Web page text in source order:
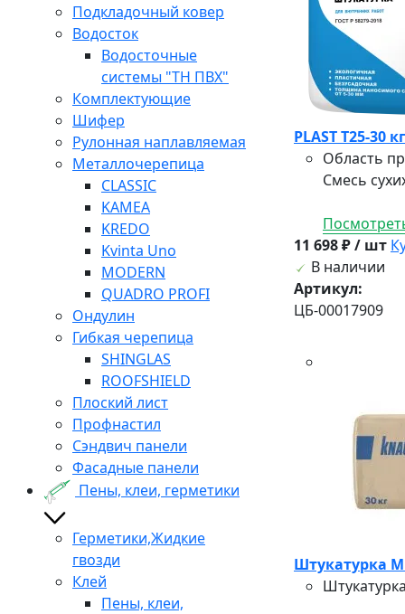
Подкладочный ковер
Водосток
Водосточные
системы "ТН ПВХ"
Комплектующие
Шифер
Рулонная наплавляемая
Металлочерепица
CLASSIC
KAMEA
KREDO
Kvinta Uno
MODERN
QUADRO PROFI
Ондулин
Гибкая черепица
SHINGLAS
ROOFSHIELD
Плоский лист
Профнастил
Сэндвич панели
Фасадные панели
Пены, клеи, герметики
Герметики,Жидкие
гвозди
Клей
Пены, клеи,
PLAST Т25-
Область
Смесь
11 698 ₽ / шт
В наличии
Артикул:
ЦБ-00017909
Штукатурка